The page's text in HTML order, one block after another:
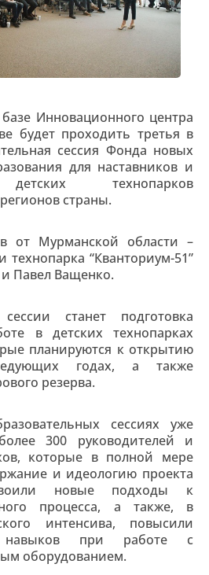
Инновационного центра
будет проходить третья в
сессия Фонда новых
для наставников и
детских технопарков
страны.
от Мурманской области –
технопарка “Кванториум-51”
Павел Ващенко.
станет подготовка
в детских технопарках
планируются к открытию
годах, а также
резерва.
сессиях уже
300 руководителей и
которые в полной мере
и идеологию проекта
новые подходы к
процесса, а также, в
интенсива, повысили
навыков при работе с
оборудованием.